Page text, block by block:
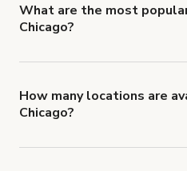
What are the most
Chicago?
Geräumiger & Moderner
Schlafloft
How many locations are
Chicago?